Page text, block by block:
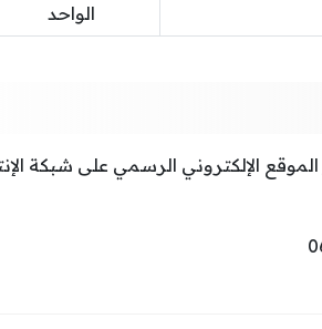
الواحد
الإلكتروني الرسمي على شبكة